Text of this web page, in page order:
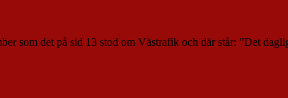
som det på sid 13 stod om Västrafik och där står: ”Det